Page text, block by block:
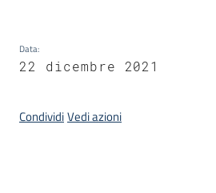
Seguici
su
Data:
22 dicembre 2021
CondividiVedi azioni